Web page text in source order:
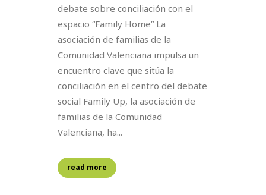
debate sobre conciliación con el
espacio “Family Home” La
asociación de familias de la
Comunidad Valenciana impulsa un
encuentro clave que sitúa la
conciliación en el centro del debate
social Family Up, la asociación de
familias de la Comunidad
Valenciana, ha...
read more